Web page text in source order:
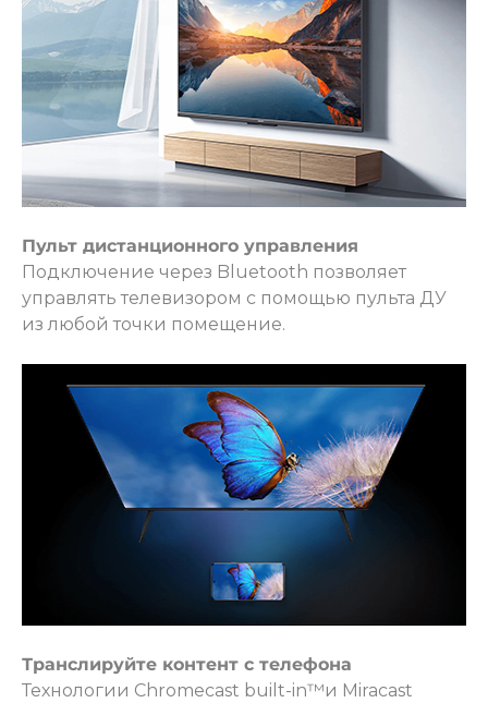
Пульт дистанционного управления
Подключение через Bluetooth позволяет
управлять телевизором с помощью пульта ДУ
из любой точки помещение.
Транслируйте контент с телефона
Технологии Chromecast built-in™и Miracast